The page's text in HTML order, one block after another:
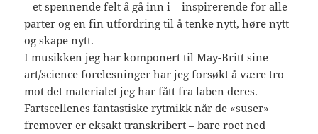
– et spennende felt å gå inn i – inspirerende for alle
parter og en fin utfordring til å tenke nytt, høre nytt
og skape nytt.
I musikken jeg har komponert til May-Britt sine
art/science forelesninger har jeg forsøkt å være tro
mot det materialet jeg har fått fra laben deres.
Fartscellenes fantastiske rytmikk når de «suser»
fremover er eksakt transkribert – bare roet ned